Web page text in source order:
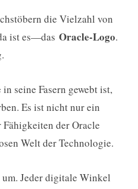
die Vielzahl von
ist es—das Oracle-Logo.
seine Fasern gewebt ist,
Es ist nicht nur ein
der Oracle
Welt der Technologie.
um. Jeder digitale Winkel